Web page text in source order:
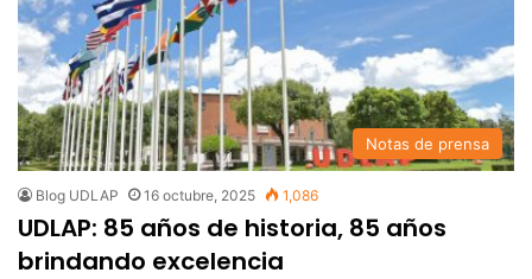
Notas de prensa
Blog UDLAP 16 octubre, 2025 1,086
UDLAP: 85 años de historia, 85 años
brindando excelencia